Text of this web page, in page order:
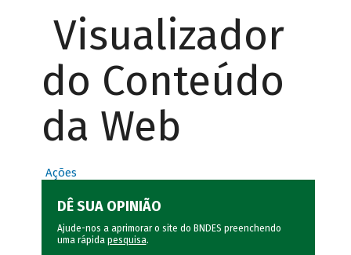
Visualizador
do Conteúdo
da Web
Ações
DÊ SUA OPINIÃO
Ajude-nos a aprimorar o site do BNDES preenchendo
uma rápida pesquisa.